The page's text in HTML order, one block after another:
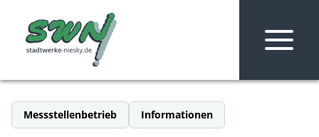
Zum Inhalt springen
Messstellenbetrieb Informationen